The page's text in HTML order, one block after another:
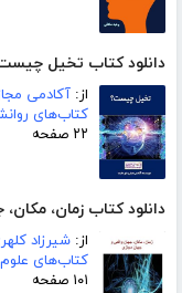
دانلود کتاب تخیل
از: آکادمی
کتاب‌های
۲۲ صفحه
دانلود کتاب زمان،
از: شیرزاد
کتاب‌های علوم
۱۰۱ صفحه